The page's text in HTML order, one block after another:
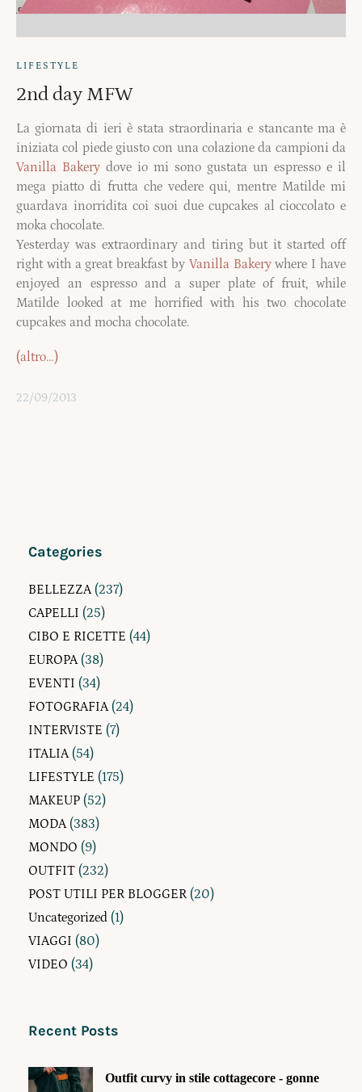
LIFESTYLE
2nd day MFW
La giornata di ieri è stata straordinaria e stancante ma è
iniziata col piede giusto con una colazione da campioni da
Vanilla Bakery dove io mi sono gustata un espresso e il
mega piatto di frutta che vedere qui, mentre Matilde mi
guardava inorridita coi suoi due cupcakes al cioccolato e
moka chocolate.
Yesterday was extraordinary and tiring but it started off
right with a great breakfast by Vanilla Bakerywhere I have
enjoyed an espresso and a super plate of fruit, while
Matilde looked at me horrified with his two chocolate
cupcakes and mocha chocolate.
(altro…)
22/09/2013
Categories
BELLEZZA(237)
CAPELLI (25)
CIBO E RICETTE (44)
EUROPA(38)
EVENTI (34)
FOTOGRAFIA(24)
INTERVISTE (7)
ITALIA(54)
LIFESTYLE (175)
MAKEUP (52)
MODA(383)
MONDO (9)
OUTFIT (232)
POST UTILI PER BLOGGER (20)
Uncategorized (1)
VIAGGI (80)
VIDEO (34)
Recent Posts
Outfit curvy in stile cottagecore - gonne